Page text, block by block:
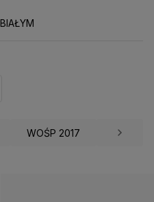
WOŚP 2017